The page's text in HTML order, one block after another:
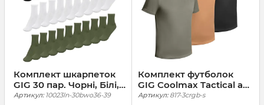
Комплект шкарпеток
GIG 30 пар. Чорні, Білі,
Олива
Артикул: 10023ln-30bwo36-39
Комплект футболок
GIG Coolmax Tactical air
Tee. Олива, Койот,
Артикул:817-3crgb-s